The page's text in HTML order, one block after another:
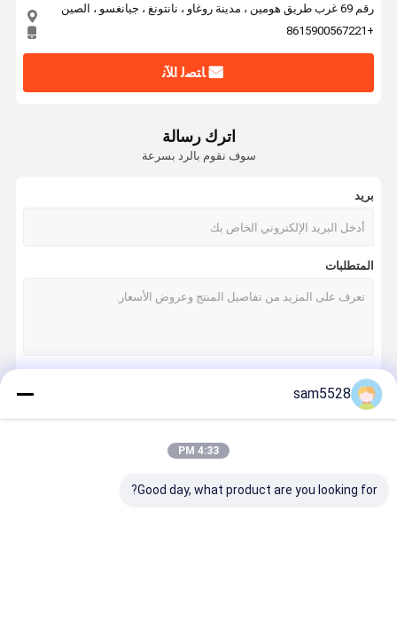
رقم 69 غرب طريق هومين ، مدينة روغاو ، نانتونغ ، جيانغسو ، الصين
+8615900567221
ﺎﺘﺼﻟ ﺍﻶﻧ
اترك رسالة
سوف نقوم بالرد بسرعة
بريد
المتطلبات
sam5528
4:33 PM
Good day, what product are you looking for?